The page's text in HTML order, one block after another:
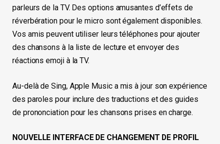
parleurs de la TV. Des options amusantes d’effets de
réverbération pour le micro sont également disponibles.
Vos amis peuvent utiliser leurs téléphones pour ajouter
des chansons à la liste de lecture et envoyer des
réactions emoji à la TV.
Au-delà de Sing, Apple Music a mis à jour son expérience
des paroles pour inclure des traductions et des guides
de prononciation pour les chansons prises en charge.
NOUVELLE INTERFACE DE CHANGEMENT DE PROFIL